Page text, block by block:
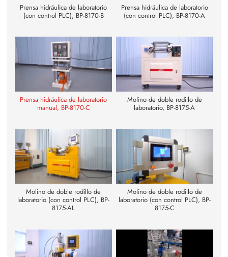
Prensa hidráulica de laboratorio
(con control PLC), BP-8170-B
Prensa hidráulica de laboratorio
(con control PLC), BP-8170-A
Prensa hidráulica de laboratorio
manual, BP-8170-C
Molino de doble rodillo de
laboratorio, BP-8175-A
Molino de doble rodillo de
laboratorio (con control PLC), BP-
8175-AL
Molino de doble rodillo de
laboratorio (con control PLC), BP-
8175-C